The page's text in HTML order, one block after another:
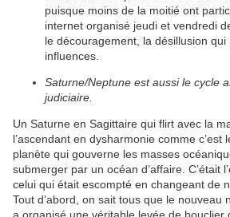
puisque moins de la moitié ont
internet organisé jeudi et vendredi
le découragement, la désillusion
influences.
Saturne/Neptune est aussi le cycle
judiciaire.
Un Saturne en Sagittaire qui flirt avec la
l’ascendant en dysharmonie comme c’est
planète qui gouverne les masses
submerger par un océan d’affaire. C’était
celui qui était escompté en changeant de
Tout d’abord, on sait tous que le nouveau